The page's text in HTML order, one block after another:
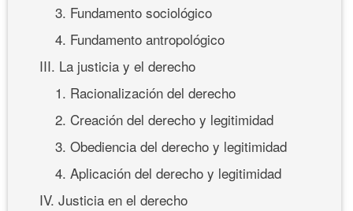
3. Fundamento sociológico
4. Fundamento antropológico
III. La justicia y el derecho
1. Racionalización del derecho
2. Creación del derecho y legitimidad
3. Obediencia del derecho y legitimidad
4. Aplicación del derecho y legitimidad
IV. Justicia en el derecho